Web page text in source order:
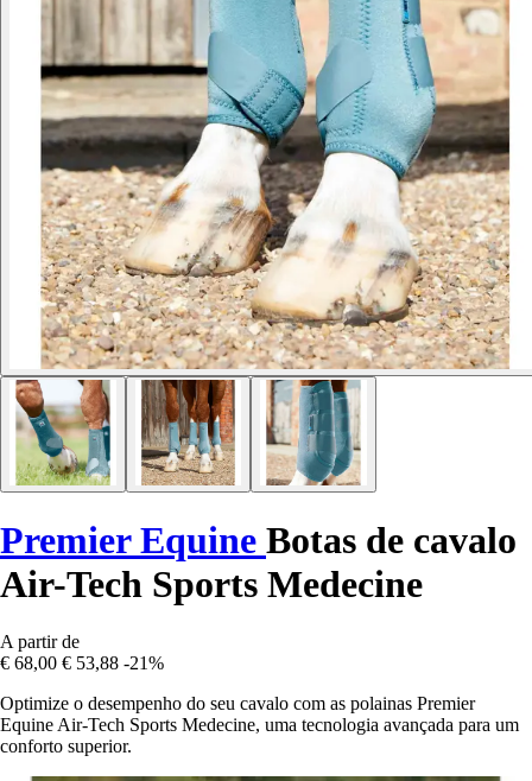
Premier Equine Botas de cavalo
Air-Tech Sports Medecine
A partir de
€ 68,00 € 53,88 -21%
Optimize o desempenho do seu cavalo com as polainas Premier
Equine Air-Tech Sports Medecine, uma tecnologia avançada para um
conforto superior.